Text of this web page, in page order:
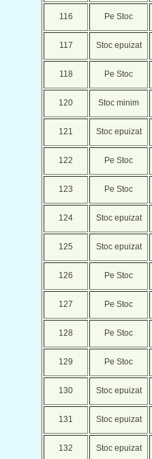
116 Pe Stoc
117 Stoc epuizat
118 Pe Stoc
120 Stoc minim
121 Stoc epuizat
122 Pe Stoc
123 Pe Stoc
124 Stoc epuizat
125 Stoc epuizat
126 Pe Stoc
127 Pe Stoc
128 Pe Stoc
129 Pe Stoc
130 Stoc epuizat
131 Stoc epuizat
132 Stoc epuizat